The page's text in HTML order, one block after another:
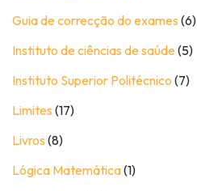
Guia de correcção do exames (6)
Instituto de ciências de saúde (5)
Instituto Superior Politécnico (7)
Limites (17)
Livros (8)
Lógica Matemática(1)